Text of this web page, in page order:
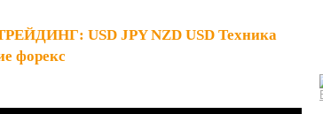
USD JPY NZD USD Техника
форекс